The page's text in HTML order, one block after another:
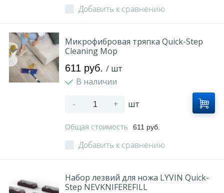
Добавить к сравнению
Микрофибровая тряпка Quick-Step
Cleaning Mop
611 руб. / шт
В наличии
- + шт
Общая стоимость 611 руб.
Добавить к сравнению
Набор лезвий для ножа LYVIN Quick-
Step NEVKNIFEREFILL